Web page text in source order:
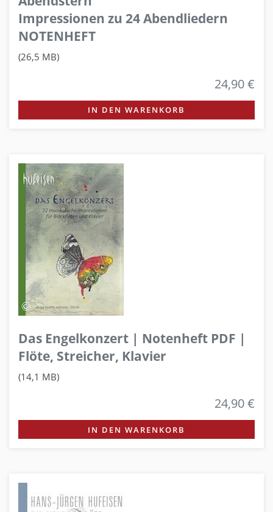
Impressionen zu 24 Abendliedern
NOTENHEFT
(26,5 MB)
24,90 €
IN DEN WARENKORB
Das Engelkonzert | Notenheft PDF |
Flöte, Streicher, Klavier
(14,1 MB)
24,90 €
IN DEN WARENKORB